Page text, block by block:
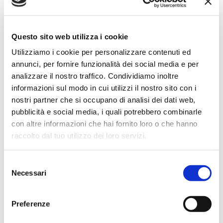
Questo sito web utilizza i cookie
Utilizziamo i cookie per personalizzare contenuti ed
annunci, per fornire funzionalità dei social media e per
analizzare il nostro traffico. Condividiamo inoltre
informazioni sul modo in cui utilizzi il nostro sito con i
nostri partner che si occupano di analisi dei dati web,
pubblicità e social media, i quali potrebbero combinarle
con altre informazioni che hai fornito loro o che hanno
raccolto dal tuo utilizzo dei loro servizi.
delNecessari
Preferenze
Simone Gasparoni
Ottima esperienza d’acquisto. Comunicazione
puntuale e cordiale, spedizione rapida e prodotti
effettivamente disponibili come indicato sul sito, senza
sorprese o ritardi. Servizio affidabile e professionale.
Negozio assolutamente consigliato, acqui..
Ho acquistato un Selmer Super Action 80 serie I da
Biasin e sono rimasto davvero super soddisfatto. Il sax